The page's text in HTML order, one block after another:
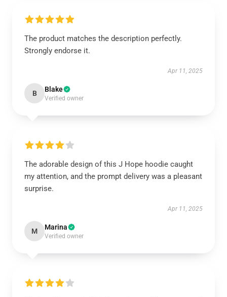
The product matches the description perfectly.
Strongly endorse it.
Apr 11, 2025
B Blake
Verified owner
The adorable design of this J Hope hoodie caught
my attention, and the prompt delivery was a pleasant
surprise.
Apr 11, 2025
M Marina
Verified owner